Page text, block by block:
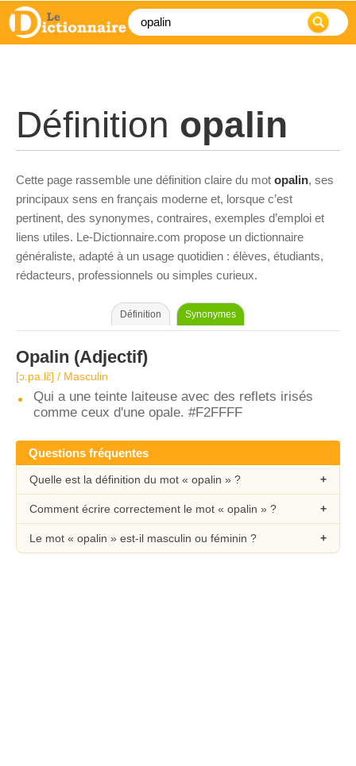
Définition opalin
Cette page rassemble une définition claire du mot opalin, ses
principaux sens en français moderne et, lorsque c’est
pertinent, des synonymes, contraires, exemples d’emploi et
liens utiles. Le-Dictionnaire.com propose un dictionnaire
généraliste, adapté à un usage quotidien : élèves, étudiants,
rédacteurs, professionnels ou simples curieux.
Définition Synonymes
Opalin (Adjectif)
[ɔ.pa.lɛ̃] / Masculin
Qui a une teinte laiteuse avec des reflets irisés
comme ceux d'une opale. #F2FFFF
Questions fréquentes
Quelle est la définition du mot « opalin » ?
Comment écrire correctement le mot « opalin » ?
Le mot « opalin » est-il masculin ou féminin ?